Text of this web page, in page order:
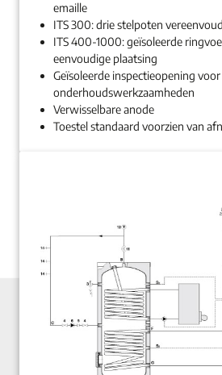
emaille
ITS 300: drie stelpoten
ITS 400-1000: geïsoleerde
eenvoudige plaatsing
Geïsoleerde inspectieopening voor
onderhoudswerkzaamheden
Verwisselbare anode
Toestel standaard voorzien van